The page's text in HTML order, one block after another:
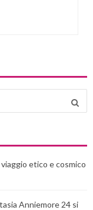
etico e cosmico
Anniemore 24 si